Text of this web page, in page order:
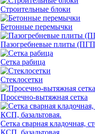
Строительные блоки
Бетонные перемычки
Пазогребневые плиты
Сетка рабица
Стеклосетки
Просечно-вытяжная сетка
Сетка сварная кладочная,
КСП, базальтовая.